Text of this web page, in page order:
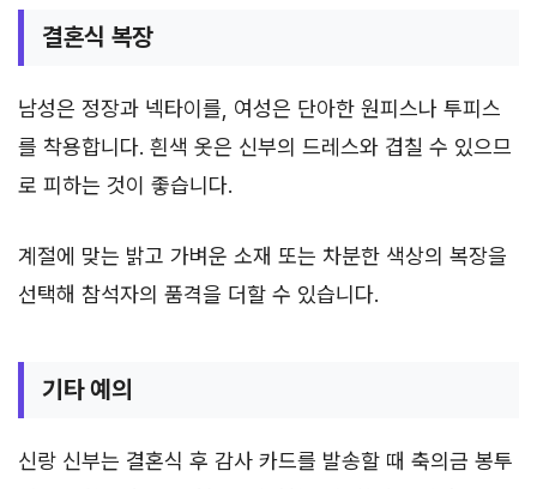
결혼식 복장
남성은 정장과 넥타이를, 여성은 단아한 원피스나 투피스
를 착용합니다. 흰색 옷은 신부의 드레스와 겹칠 수 있으므
로 피하는 것이 좋습니다.
계절에 맞는 밝고 가벼운 소재 또는 차분한 색상의 복장을
선택해 참석자의 품격을 더할 수 있습니다.
기타 예의
신랑 신부는 결혼식 후 감사 카드를 발송할 때 축의금 봉투